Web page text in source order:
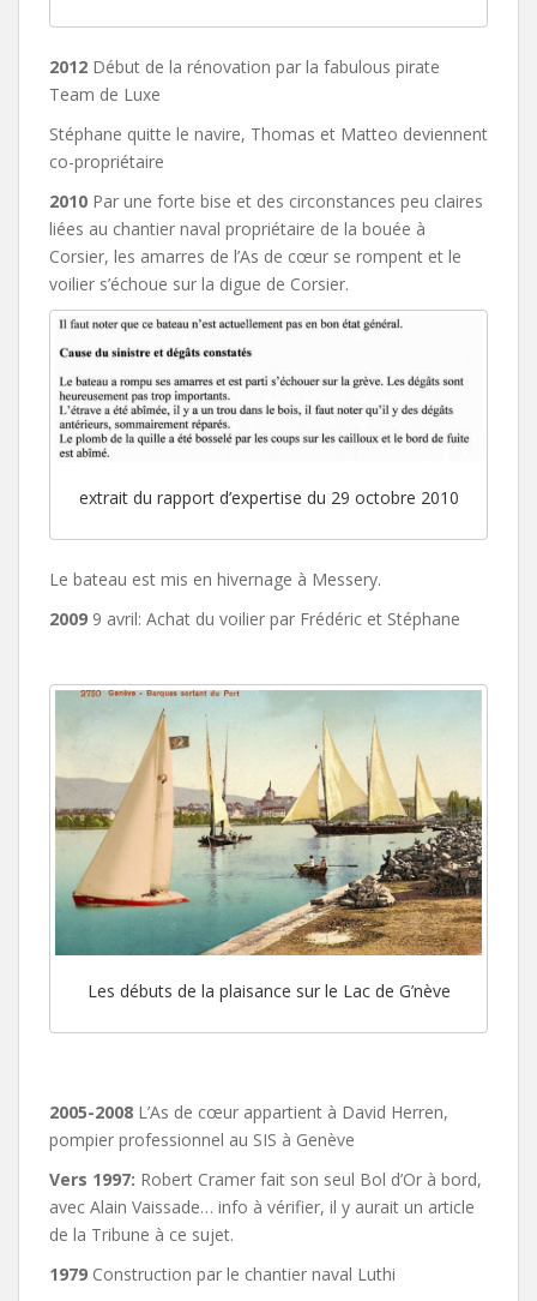
2012 Début de la rénovation par la fabulous pirate
Team de Luxe
Stéphane quitte le navire, Thomas et Matteo deviennent
co-propriétaire
2010 Par une forte bise et des circonstances peu claires
liées au chantier naval propriétaire de la bouée à
Corsier, les amarres de l’As de cœur se rompent et le
voilier s’échoue sur la digue de Corsier.
extrait du rapport d’expertise du 29 octobre 2010
Le bateau est mis en hivernage à Messery.
2009 9 avril: Achat du voilier par Frédéric et Stéphane
Les débuts de la plaisance sur le Lac de G’nève
2005-2008 L’As de cœur appartient à David Herren,
pompier professionnel au SIS à Genève
Vers 1997: Robert Cramer fait son seul Bol d’Or à bord,
avec Alain Vaissade… info à vérifier, il y aurait un article
de la Tribune à ce sujet.
1979 Construction par le chantier naval Luthi